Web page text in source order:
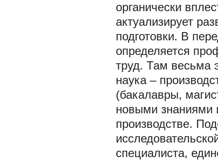
органически
актуализирует
подготовки. В
определяется
труд. Там весьма
наука –
(бакалавры,
новыми знаниями
производстве.
специалиста,